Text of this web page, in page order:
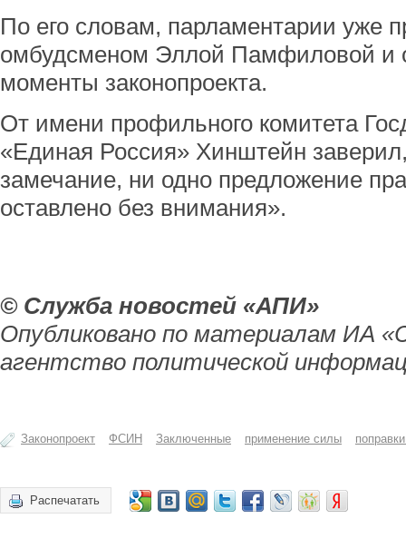
По его словам, парламентарии уже
омбудсменом Эллой Памфиловой и
моменты законопроекта.
От имени профильного комитета
«Единая Россия» Хинштейн
замечание, ни одно предложение
оставлено без внимания».
© Служба новостей «АПИ»
Опубликовано по материалам ИА
агентство политической
Законопроект ФСИН Заключенные применение силы
Распечатать